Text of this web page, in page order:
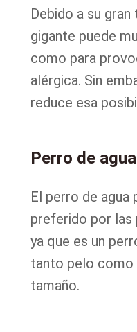
Debido a su gran
gigante puede
como para
alérgica. Sin
reduce esa
Perro de
El perro de agua
preferido por las
ya que es un
tanto pelo como
tamaño.